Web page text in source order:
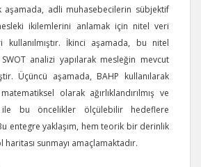
aşamada, adli muhasebecilerin sübjektif
ikilemlerini anlamak için nitel veri
İkinci aşamada, bu nitel
analizi yapılarak mesleğin mevcut
Üçüncü aşamada, BAHP kullanılarak
olarak ağırlıklandırılmış ve
bu öncelikler ölçülebilir hedeflere
entegre yaklaşım, hem teorik bir derinlik
sunmayı amaçlamaktadır.